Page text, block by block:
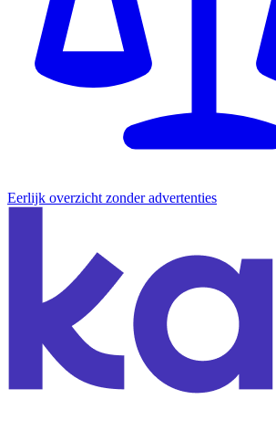
Eerlijk overzicht zonder advertenties